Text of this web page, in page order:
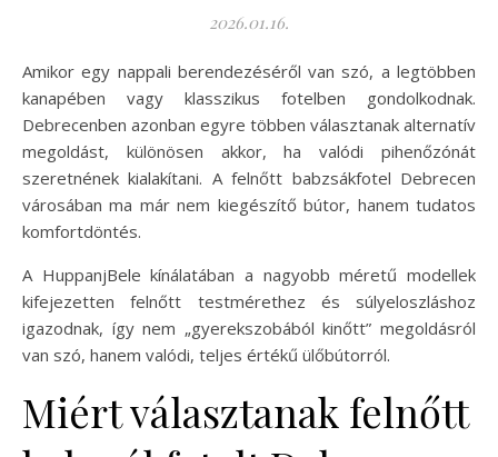
2026.01.16.
Amikor egy nappali berendezéséről van szó, a legtöbben
kanapében vagy klasszikus fotelben gondolkodnak.
Debrecenben azonban egyre többen választanak alternatív
megoldást, különösen akkor, ha valódi pihenőzónát
szeretnének kialakítani. A felnőtt babzsákfotel Debrecen
városában ma már nem kiegészítő bútor, hanem tudatos
komfortdöntés.
A HuppanjBele kínálatában a nagyobb méretű modellek
kifejezetten felnőtt testmérethez és súlyeloszláshoz
igazodnak, így nem „gyerekszobából kinőtt” megoldásról
van szó, hanem valódi, teljes értékű ülőbútorról.
Miért választanak felnőtt